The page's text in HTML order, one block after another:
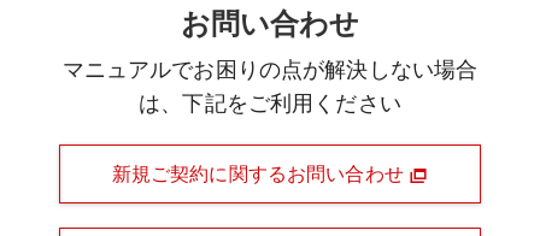
お問い合わせ
マニュアルでお困りの点が解決しない場合
は、下記をご利用ください
新規ご契約に関するお問い合わせ